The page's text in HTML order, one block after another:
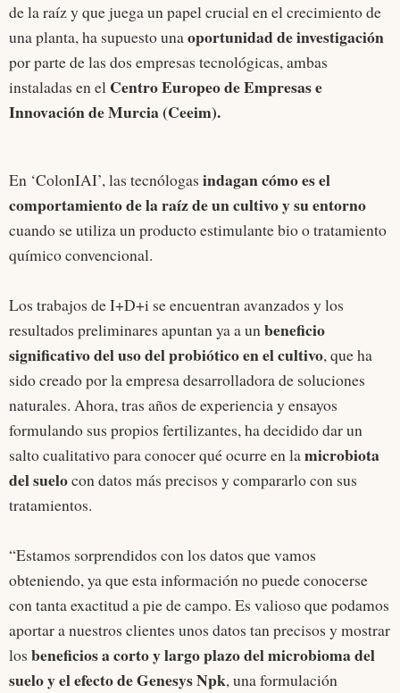
de la raíz y que juega un papel crucial en el crecimiento de
una planta, ha supuesto unaoportunidad de investigación
por parte de las dos empresas tecnológicas, ambas
instaladas en el Centro Europeo de Empresas e
Innovación de Murcia (Ceeim).
En ‘ColonIAI’, las tecnólogas indagan cómo es el
comportamiento de la raíz de un cultivo y su entorno
cuando se utiliza un producto estimulante bio o tratamiento
químico convencional.
Los trabajos de I+D+i se encuentran avanzados y los
resultados preliminares apuntan ya a unbeneficio
significativo del uso del probiótico en el cultivo, que ha
sido creado por la empresa desarrolladora de soluciones
naturales. Ahora, tras años de experiencia y ensayos
formulando sus propios fertilizantes, ha decidido dar un
salto cualitativo para conocer qué ocurre en lamicrobiota
del suelocon datos más precisos y compararlo con sus
tratamientos.
“Estamos sorprendidos con los datos que vamos
obteniendo, ya que esta información no puede conocerse
con tanta exactitud a pie de campo. Es valioso que podamos
aportar a nuestros clientes unos datos tan precisos y mostrar
los beneficios a corto y largo plazo del microbioma del
suelo y el efecto de Genesys Npk, una formulación